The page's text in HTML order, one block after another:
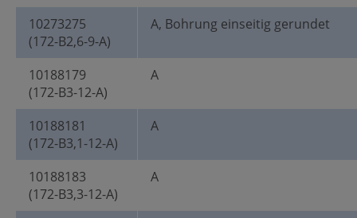
10273275
(172-B2,6-9-A)
A, Bohrung einseitig gerundet
10188179
(172-B3-12-A)
A
10188181
(172-B3,1-12-A)
A
10188183
(172-B3,3-12-A)
A